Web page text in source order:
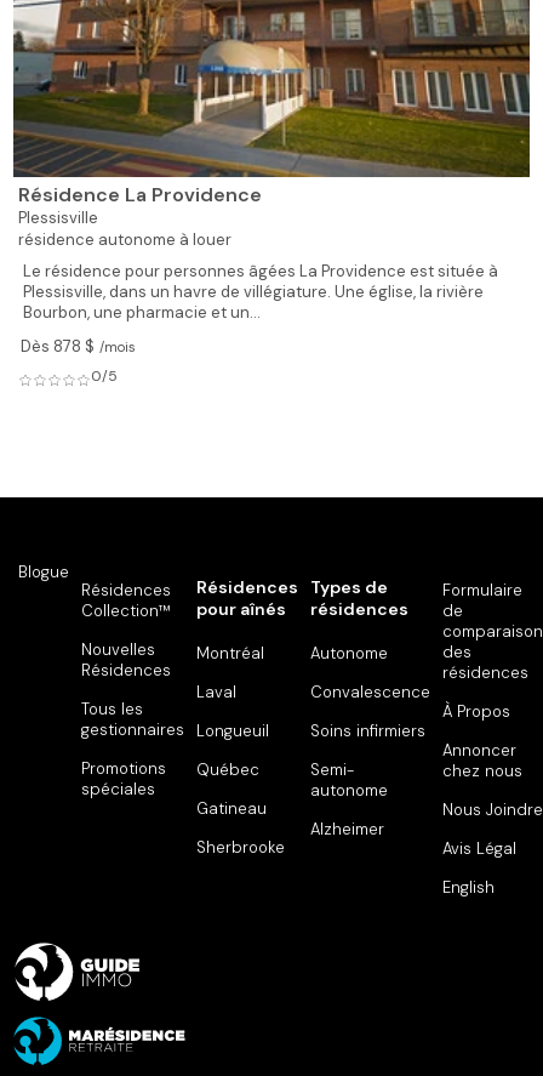
Résidence La Providence
Plessisville
résidence autonome à louer
Le résidence pour personnes âgées La Providence est située à
Plessisville, dans un havre de villégiature. Une église, la rivière
Bourbon, une pharmacie et un...
Dès 878 $ /mois
0/5
Blogue
Résidences
Collection™
Nouvelles
Résidences
Tous les
gestionnaires
Promotions
spéciales
Résidences
pour aînés
Montréal
Laval
Longueuil
Québec
Gatineau
Sherbrooke
Types de
résidences
Autonome
Convalescence
Soins infirmiers
Semi-
autonome
Alzheimer
Formulaire
de
comparaison
des
résidences
À Propos
Annoncer
chez nous
Nous Joindre
Avis Légal
English